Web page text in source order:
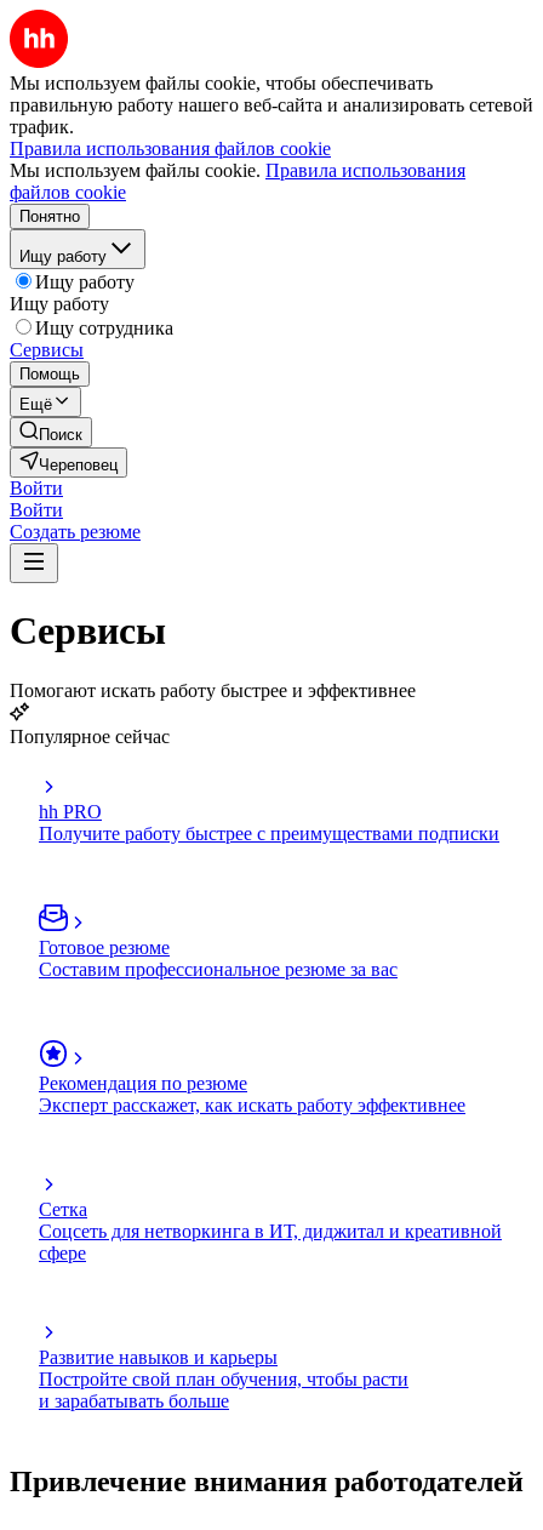
Мы используем файлы cookie, чтобы обеспечивать
правильную работу нашего веб-сайта и анализировать сетевой
трафик.
Правила использования файлов cookie
Мы используем файлы cookie. Правила использования
файлов cookie
Понятно
Ищу работу
Ищу работу
Ищу работу
Ищу сотрудника
Сервисы
Помощь
Ещё
Поиск
Череповец
Войти
Войти
Создать резюме
Сервисы
Помогают искать работу быстрее и эффективнее
Популярное сейчас
hh PRO
Получите работу быстрее с преимуществами подписки
Готовое резюме
Составим профессиональное резюме за вас
Рекомендация по резюме
Эксперт расскажет, как искать работу эффективнее
Сетка
Соцсеть для нетворкинга в ИТ, диджитал и креативной
сфере
Развитие навыков и карьеры
Постройте свой план обучения, чтобы расти
и зарабатывать больше
Привлечение внимания работодателей